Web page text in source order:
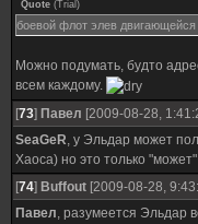
Quote (Trial )
боевой флот элев двигающейся
Можно подумать, будто
всем каждому.
[73] Павел [2009-08-28,
SeaGeR, у Эльдар может
Хаоса) но это только "может"
[74] Buffout [2009-08-28,
Павел, разумеется Эльдар